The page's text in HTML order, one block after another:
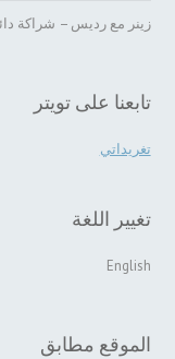
زينر مع رديس – شراكة
تابعنا على تويتر
تغريداتي
تغيير اللغة
English
الموقع مطابق